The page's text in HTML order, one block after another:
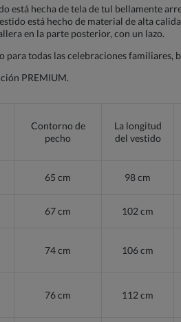
está hecha de tela de tul bellamente
está hecho de material de alta
en la parte posterior, con un lazo.
para todas las celebraciones familiares,
PREMIUM.
Contorno de
pecho
La longitud
del vestido
65 cm 98 cm
67 cm 102 cm
74 cm 106 cm
76 cm 112 cm